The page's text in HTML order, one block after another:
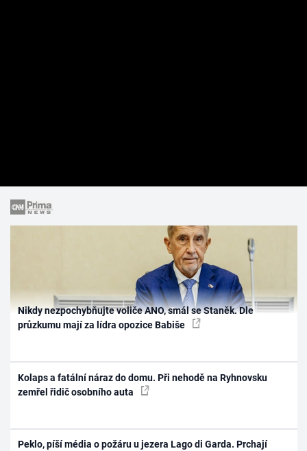
Nikdy nezpochybňujte voliče ANO, smál se Staněk. Dle
průzkumu mají za lídra opozice Babiše
Kolaps a fatální náraz do domu. Při nehodě na Ryhnovsku
zemřel řidič osobního auta
Peklo, píší média o požáru u jezera Lago di Garda. Prchají